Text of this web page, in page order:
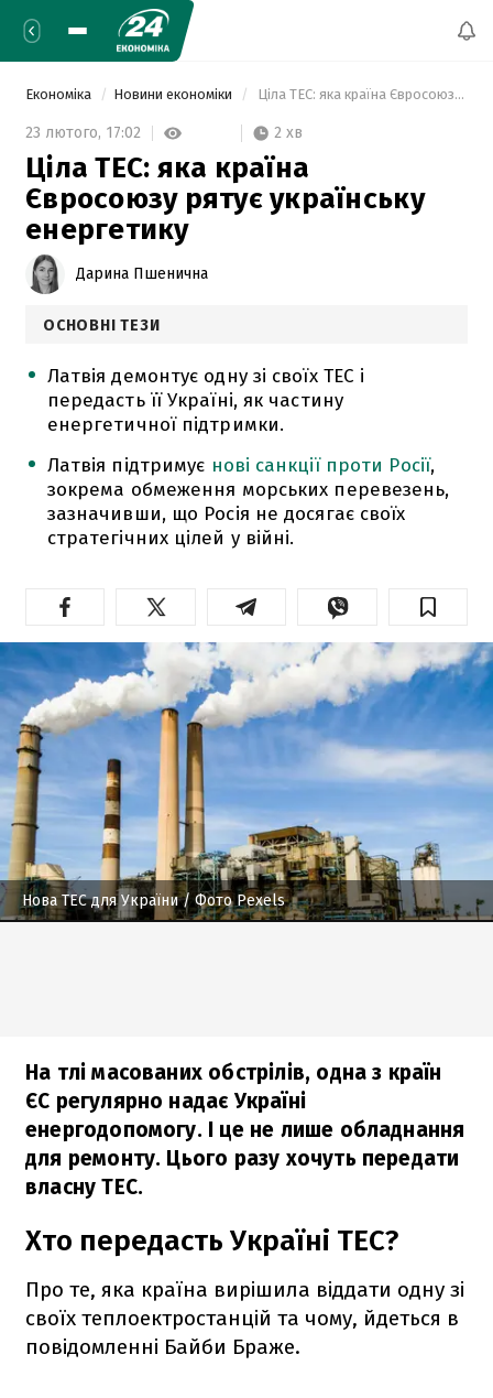
Економіка Новини економіки Ціла ТЕС: яка країна Євросоюзу рятує українську енергетику
23 лютого, 17:02 2 хв
Ціла ТЕС: яка країна
Євросоюзу рятує українську
енергетику
Дарина Пшенична
ОСНОВНІ ТЕЗИ
Латвія демонтує одну зі своїх ТЕС і
передасть її Україні, як частину
енергетичної підтримки.
Латвія підтримує нові санкції проти Росії,
зокрема обмеження морських перевезень,
зазначивши, що Росія не досягає своїх
стратегічних цілей у війні.
Нова ТЕС для України/ Фото Pexels
На тлі масованих обстрілів, одна з країн
ЄС регулярно надає Україні
енергодопомогу. І це не лише обладнання
для ремонту. Цього разу хочуть передати
власну ТЕС.
Хто передасть Україні ТЕС?
Про те, яка країна вирішила віддати одну зі
своїх теплоектростанцій та чому, йдеться в
повідомленні Байби Браже.